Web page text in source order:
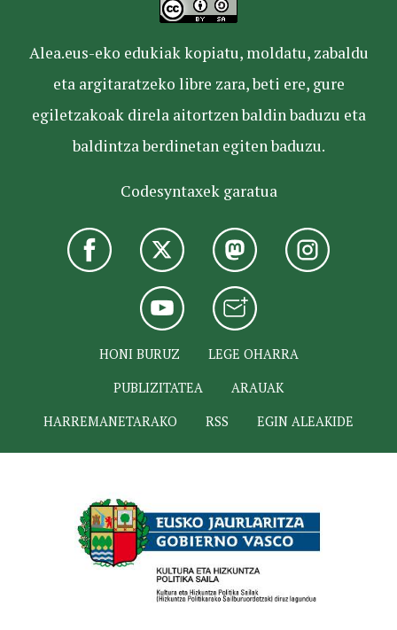
Alea.eus-eko edukiak kopiatu, moldatu, zabaldu
eta argitaratzeko libre zara, beti ere, gure
egiletzakoak direla aitortzen baldin baduzu eta
baldintza berdinetan egiten baduzu.
Codesyntaxek garatua
HONI BURUZ
LEGE OHARRA
PUBLIZITATEA
ARAUAK
HARREMANETARAKO
RSS EGIN ALEAKIDE